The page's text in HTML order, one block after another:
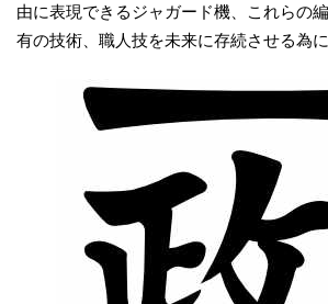
由に表現できるジャガード機、これらの
有の技術、職⼈技を未来に存続させる為に